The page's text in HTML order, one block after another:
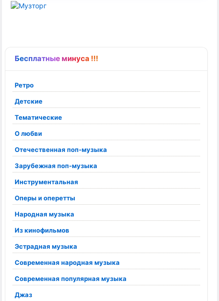
Бесплатные минуса !!!
Ретро
Детские
Тематические
О любви
Отечественная поп-музыка
Зарубежная поп-музыка
Инструментальная
Оперы и оперетты
Народная музыка
Из кинофильмов
Эстрадная музыка
Современная народная музыка
Современная популярная музыка
Джаз